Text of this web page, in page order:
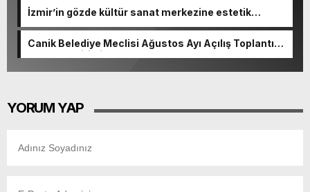
İzmir’in gözde kültür sanat merkezine estetik
dokunuş
Canik Belediye Meclisi Ağustos Ayı Açılış Toplantısı
gerçekleştirildi
YORUM YAP